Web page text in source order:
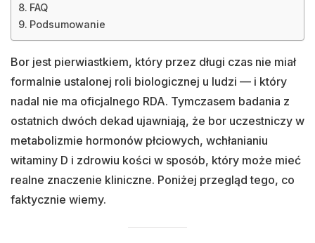
FAQ
Podsumowanie
Bor jest pierwiastkiem, który przez długi czas nie miał
formalnie ustalonej roli biologicznej u ludzi — i który
nadal nie ma oficjalnego RDA. Tymczasem badania z
ostatnich dwóch dekad ujawniają, że bor uczestniczy w
metabolizmie hormonów płciowych, wchłanianiu
witaminy D i zdrowiu kości w sposób, który może mieć
realne znaczenie kliniczne. Poniżej przegląd tego, co
faktycznie wiemy.